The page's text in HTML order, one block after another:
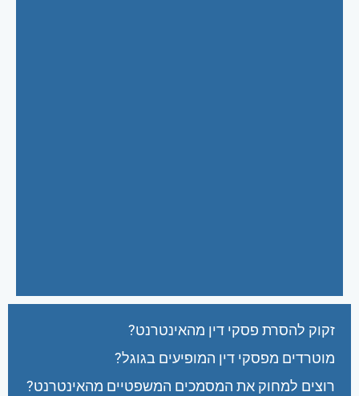
זקוק להסרת פסקי דין מהאינטרנט?
מוטרדים מפסקי דין המופיעים בגוגל?
רוצים למחוק את המסמכים המשפטיים מהאינטרנט?